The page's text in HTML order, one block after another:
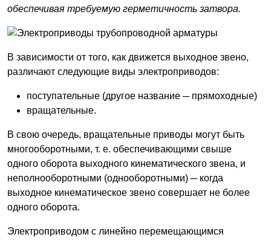
обеспечивая требуемую герметичность затвора.
В зависимости от того, как движется выходное звено,
различают следующие виды электроприводов:
поступательные (другое название ─ прямоходные)
вращательные.
В свою очередь, вращательные приводы могут быть
многооборотными, т. е. обеспечивающими свыше
одного оборота выходного кинематического звена, и
неполнооборотными (однооборотными) ─ когда
выходное кинематическое звено совершает не более
одного оборота.
Электроприводом с линейно перемещающимся